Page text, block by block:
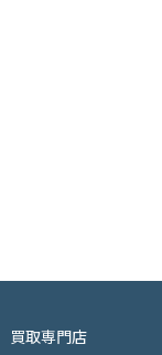
買取専門店